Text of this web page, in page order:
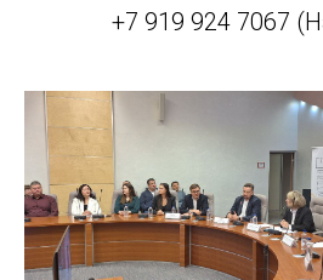
+7 919 924 7067